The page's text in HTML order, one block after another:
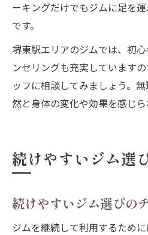
ーキングだけでもジムに足を
です。
堺東駅エリアのジムでは、初
ンセリングも充実しています
ッフに相談してみましょう。
然と身体の変化や効果を感じら
続けやすいジム選
続けやすいジム選びの
ジムを継続して利用するために